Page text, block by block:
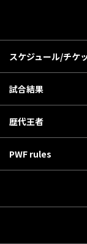
スケジュール/チケ
PWF rules
歴代王者
試合結果